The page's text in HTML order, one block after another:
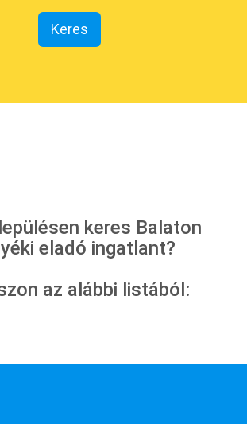
Keres
keres Balaton
eladó ingatlant?
az alábbi listából: